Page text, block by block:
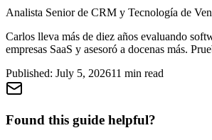
Analista Senior de CRM y Tecnología de
Carlos lleva más de diez años evaluando
empresas SaaS y asesoró a docenas más.
Published: July 5, 202611 min read
Found this guide helpful?